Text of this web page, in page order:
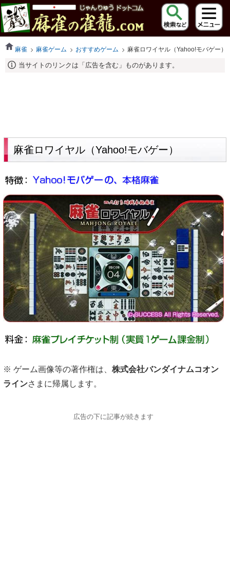
麻雀 麻雀ゲーム おすすめゲーム 麻雀ロワイヤル（Yahoo!モバゲー）
当サイトのリンクは「広告を含む」ものがあります。
麻雀ロワイヤル（Yahoo!モバゲー）
※ ゲーム画像等の著作権は、 株式会社バンダイナムコオン
ラインさまに帰属します。
広告の下に記事が続きます